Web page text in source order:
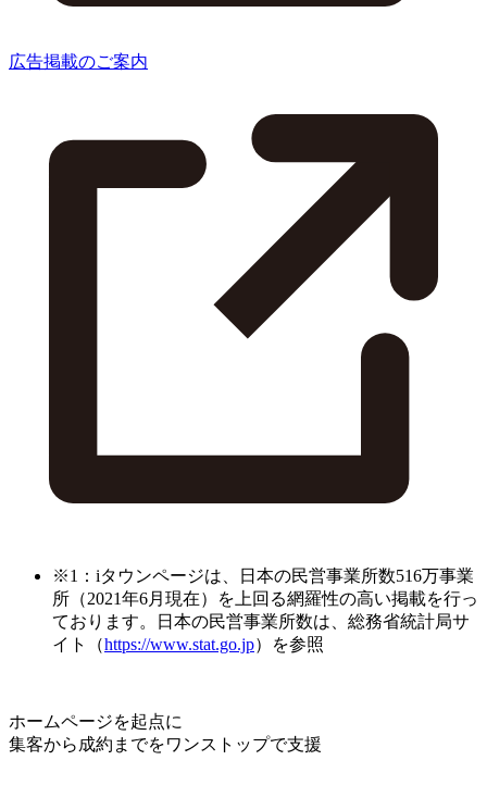
広告掲載のご案内
※1：iタウンページは、日本の民営事業所数516万事業
所（2021年6月現在）を上回る網羅性の高い掲載を行っ
ております。日本の民営事業所数は、総務省統計局サ
イト（https://www.stat.go.jp）を参照
ホームページを起点に
集客から成約までをワンストップで支援